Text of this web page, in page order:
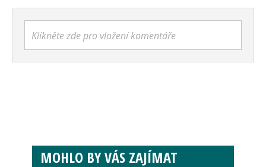
Klikněte zde pro vložení komentáře
MOHLO BY VÁS ZAJÍMAT